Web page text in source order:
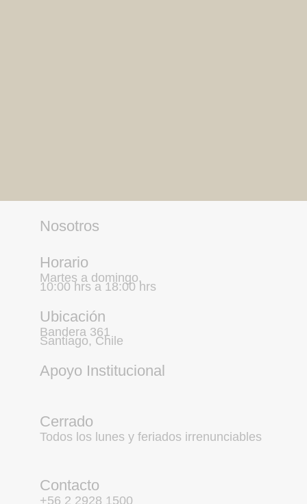
Nosotros
Horario
Martes a domingo,
10:00 hrs a 18:00 hrs
Ubicación
Bandera 361
Santiago, Chile
Apoyo Institucional
Cerrado
Todos los lunes y feriados irrenunciables
Contacto
+56 2 2928 1500